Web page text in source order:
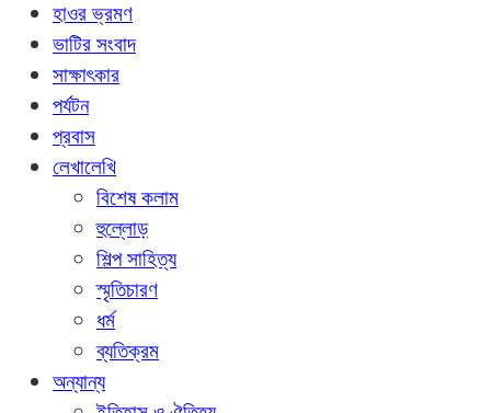
হাওর ভ্রমণ
ভাটির সংবাদ
সাক্ষাৎকার
পর্যটন
প্রবাস
লেখালেখি
বিশেষ কলাম
হুল্লোড়
শিল্প সাহিত্য
স্মৃতিচারণ
ধর্ম
ব্যতিক্রম
অন্যান্য